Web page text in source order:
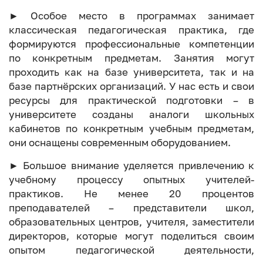
► Особое место в программах занимает
классическая педагогическая практика, где
формируются профессиональные компетенции
по конкретным предметам. Занятия могут
проходить как на базе университета, так и на
базе партнёрских организаций. У нас есть и свои
ресурсы для практической подготовки – в
университете созданы аналоги школьных
кабинетов по конкретным учебным предметам,
они оснащены современным оборудованием.
► Большое внимание уделяется привлечению к
учебному процессу опытных учителей-
практиков. Не менее 20 процентов
преподавателей – представители школ,
образовательных центров, учителя, заместители
директоров, которые могут поделиться своим
опытом педагогической деятельности,